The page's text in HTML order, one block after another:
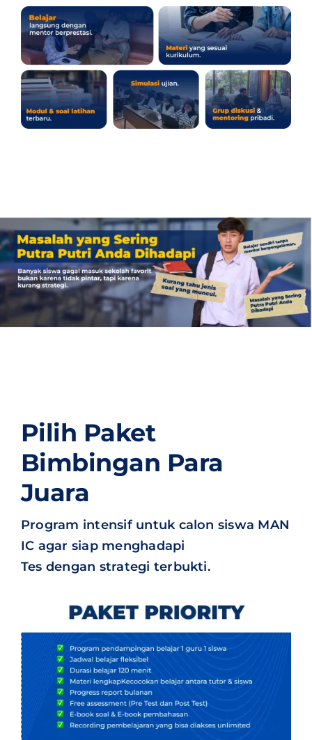
Pilih Paket
Bimbingan Para
Juara
Program intensif untuk calon siswa MAN
IC agar siap menghadapi
Tes dengan strategi terbukti.